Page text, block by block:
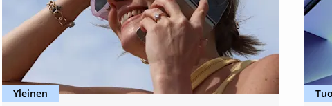
Yleinen